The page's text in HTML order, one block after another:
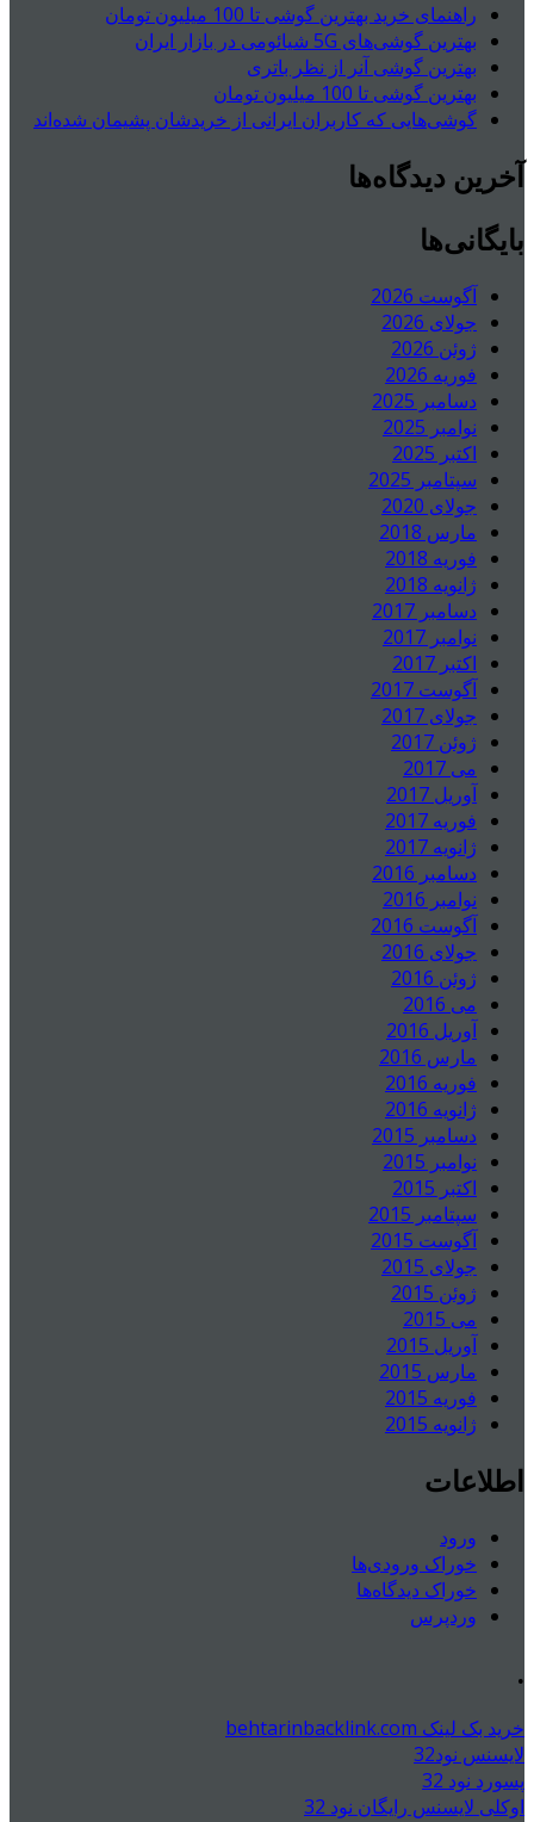
راهنمای خرید بهترین گوشی تا 100 میلیون تومان
بهترین گوشی‌های 5G شیائومی در بازار ایران
بهترین گوشی آنر از نظر باتری
بهترین گوشی تا 100 میلیون تومان
گوشی‌هایی که کاربران ایرانی از خریدشان پشیمان شده‌اند
آخرین دیدگاه‌ها
بایگانی‌ها
آگوست 2026
جولای 2026
ژوئن 2026
فوریه 2026
دسامبر 2025
نوامبر 2025
اکتبر 2025
سپتامبر 2025
جولای 2020
مارس 2018
فوریه 2018
ژانویه 2018
دسامبر 2017
نوامبر 2017
اکتبر 2017
آگوست 2017
جولای 2017
ژوئن 2017
می 2017
آوریل 2017
فوریه 2017
ژانویه 2017
دسامبر 2016
نوامبر 2016
آگوست 2016
جولای 2016
ژوئن 2016
می 2016
آوریل 2016
مارس 2016
فوریه 2016
ژانویه 2016
دسامبر 2015
نوامبر 2015
اکتبر 2015
سپتامبر 2015
آگوست 2015
جولای 2015
ژوئن 2015
می 2015
آوریل 2015
مارس 2015
فوریه 2015
ژانویه 2015
اطلاعات
ورود
خوراک ورودی‌ها
خوراک دیدگاه‌ها
وردپرس
.
خرید بک لینک behtarinbacklink.com
لایسنس نود32
پسورد نود 32
اوکلی لایسنس رایگان نود 32